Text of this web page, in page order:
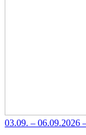
03.09. – 06.09.2026